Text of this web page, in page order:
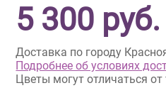
5 300 руб.
Доставка по городу
Подробнее об условиях
Цветы могут отличаться